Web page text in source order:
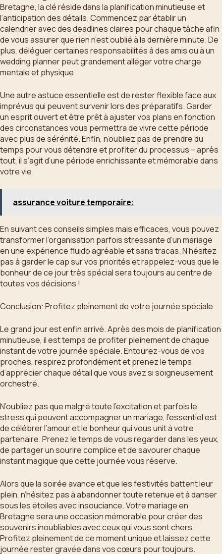
Bretagne, la clé réside dans la planification minutieuse et
l’anticipation des détails. Commencez par établir un
calendrier avec des deadlines claires pour chaque tâche afin
de vous assurer que rien n’est oublié à la dernière minute. De
plus, déléguer certaines responsabilités à des amis ou à un
wedding planner peut grandement alléger votre charge
mentale et physique.
Une autre astuce essentielle est de rester flexible face aux
imprévus qui peuvent survenir lors des préparatifs. Garder
un esprit ouvert et être prêt à ajuster vos plans en fonction
des circonstances vous permettra de vivre cette période
avec plus de sérénité. Enfin, n’oubliez pas de prendre du
temps pour vous détendre et profiter du processus – après
tout, il s’agit d’une période enrichissante et mémorable dans
votre vie.
assurance voiture temporaire:
En suivant ces conseils simples mais efficaces, vous pouvez
transformer l’organisation parfois stressante d’un mariage
en une expérience fluido agréable et sans tracas. N’hésitez
pas à garder le cap sur vos priorités et rappelez-vous que le
bonheur de ce jour très spécial sera toujours au centre de
toutes vos décisions !
Conclusion: Profitez pleinement de votre journée spéciale
Le grand jour est enfin arrivé. Après des mois de planification
minutieuse, il est temps de profiter pleinement de chaque
instant de votre journée spéciale. Entourez-vous de vos
proches, respirez profondément et prenez le temps
d’apprécier chaque détail que vous avez si soigneusement
orchestré.
N’oubliez pas que malgré toute l’excitation et parfois le
stress qui peuvent accompagner un mariage, l’essentiel est
de célébrer l’amour et le bonheur qui vous unit à votre
partenaire. Prenez le temps de vous regarder dans les yeux,
de partager un sourire complice et de savourer chaque
instant magique que cette journée vous réserve.
Alors que la soirée avance et que les festivités battent leur
plein, n’hésitez pas à abandonner toute retenue et à danser
sous les étoiles avec insouciance. Votre mariage en
Bretagne sera une occasion mémorable pour créer des
souvenirs inoubliables avec ceux qui vous sont chers.
Profitez pleinement de ce moment unique et laissez cette
journée rester gravée dans vos cœurs pour toujours.